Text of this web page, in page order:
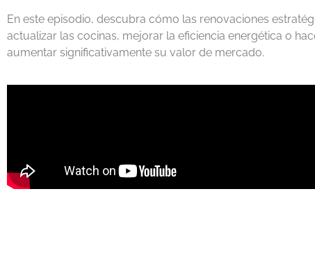
En este episodio, descubra cómo las renovaciones
actualizar las cocinas, mejorar la eficiencia energética o
aumentar significativamente su valor de mercado.